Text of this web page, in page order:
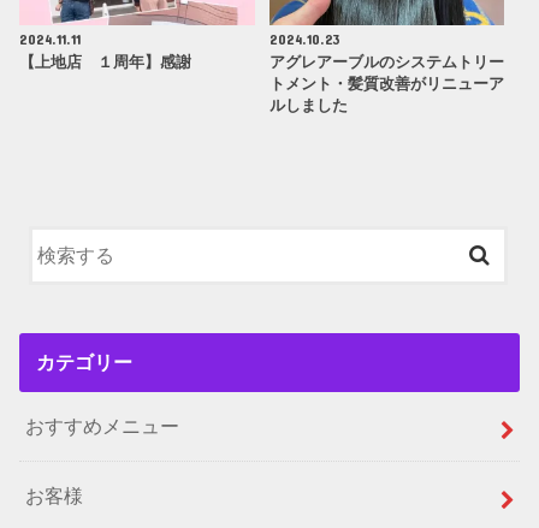
2024.11.11
【上地店 １周年】感謝
2024.10.23
アグレアーブルのシステムトリー
トメント・髪質改善がリニューア
ルしました
カテゴリー
おすすめメニュー
お客様